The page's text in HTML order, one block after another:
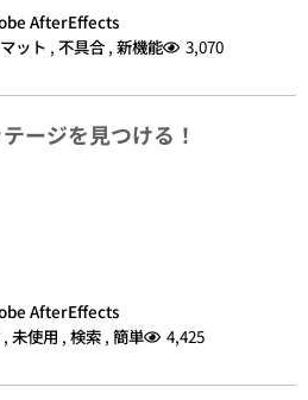
AfterEffects
ット , 不具合 , 新機能 3,070
ージを見つける！
AfterEffects
, 未使用 , 検索 , 簡単 4,425